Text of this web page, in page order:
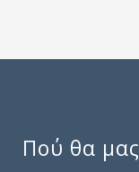
Πού θα